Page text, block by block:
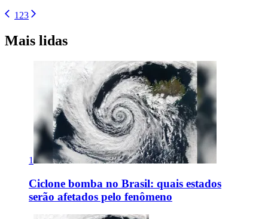
1 23
Mais lidas
1
Ciclone bomba no Brasil: quais estados
serão afetados pelo fenômeno